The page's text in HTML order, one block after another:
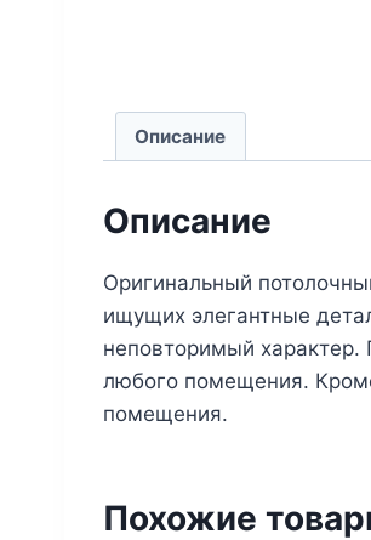
Описание
Описание
Оригинальный
ищущих элегантные
неповторимый характер.
любого помещения.
помещения.
Похожие